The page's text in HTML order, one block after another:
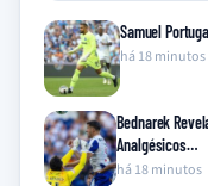
Samuel
há 18 minutos
Bednarek
Analgésicos…
há 18 minutos